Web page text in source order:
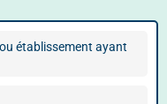
établissement ayant